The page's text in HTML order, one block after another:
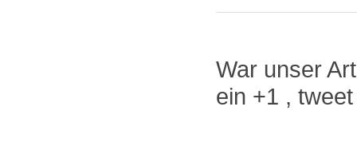
War unser
ein +1 ,